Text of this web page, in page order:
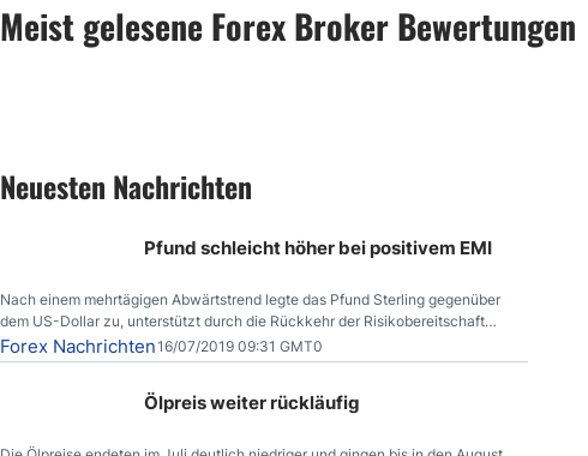
Meist gelesene Forex Broker Bewertungen
Neuesten Nachrichten
Pfund schleicht höher bei positivem EMI
Nach einem mehrtägigen Abwärtstrend legte das Pfund Sterling gegenüber
dem US-Dollar zu, unterstützt durch die Rückkehr der Risikobereitschaft
aufgrund der Nachricht,
Forex Nachrichten16/07/2019 09:31 GMT0
Ölpreis weiter rückläufig